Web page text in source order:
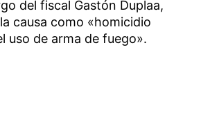
del fiscal Gastón Duplaa,
causa como «homicidio
uso de arma de fuego».